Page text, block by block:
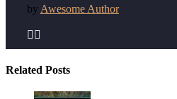
by Awesome Author
 
Related Posts